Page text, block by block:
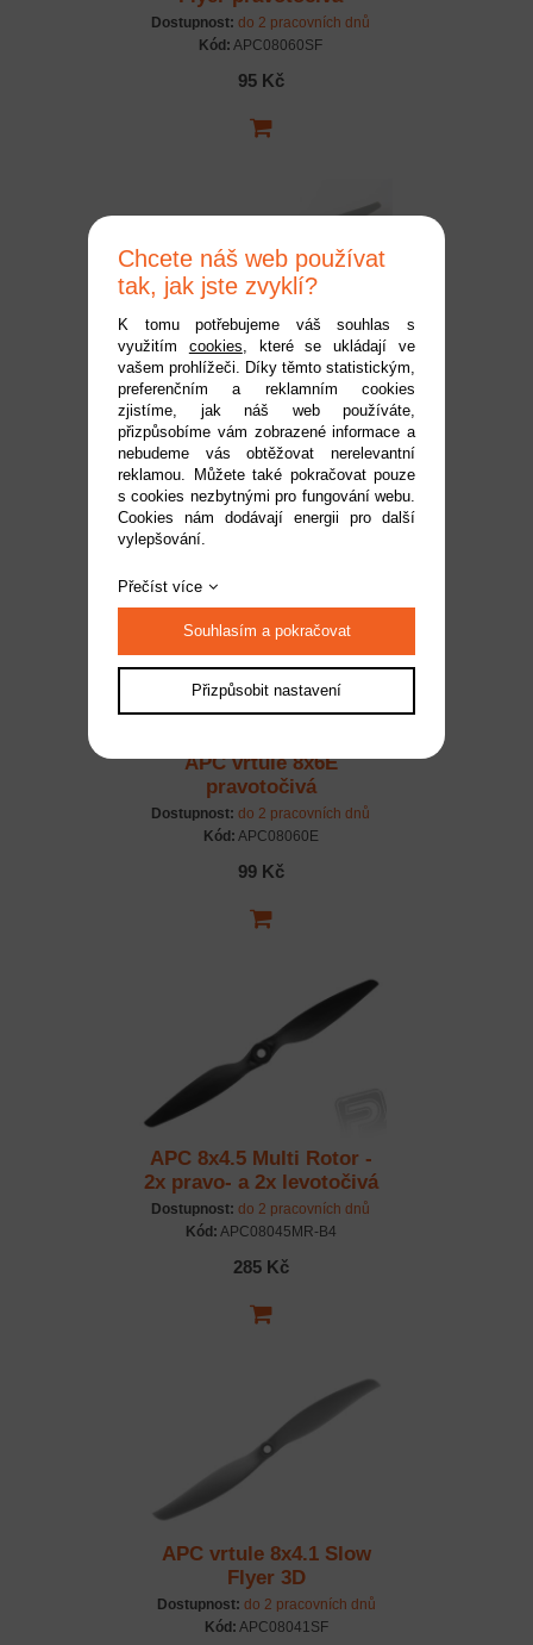
Dostupnost: do 2 pracovních dnů
Kód: APC08060SF
95 Kč
APC vrtule 8x6E
levotočivá/tlačná
Dostupnost:
do 2 pracovních dnů
Kód:APC08060EP
99 Kč
APC vrtule 8x6E
pravotočivá
Dostupnost: do 2 pracovních dnů
Kód: APC08060E
99 Kč
APC 8x4.5 Multi Rotor -
2x pravo- a 2x levotočivá
vrtule
Dostupnost: do 2 pracovních dnů
Kód: APC08045MR-B4
285 Kč
APC vrtule 8x4.1 Slow
Flyer 3D
Dostupnost: do 2 pracovních dnů
Kód: APC08041SF
Chcete náš web používat
tak, jak jste zvyklí?
K tomu potřebujeme váš souhlas s
využitím cookies, které se ukládají ve
vašem prohlížeči. Díky těmto statistickým,
preferenčním a reklamním cookies
zjistíme, jak náš web používáte,
přizpůsobíme vám zobrazené informace a
nebudeme vás obtěžovat nerelevantní
reklamou. Můžete také pokračovat pouze
s cookies nezbytnými pro fungování webu.
Cookies nám dodávají energii pro další
vylepšování.
Přečíst více
Souhlasím a pokračovat
Přizpůsobit nastavení